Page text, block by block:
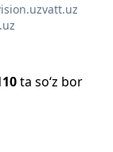
vatt.uz
ta so‘z bor